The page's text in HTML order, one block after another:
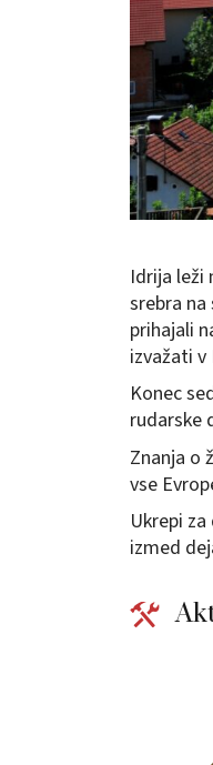
Idrija leži
srebra
prihajali
izvažati v
Konec
rudarske
Znanja o
vse
Ukrepi
izmed